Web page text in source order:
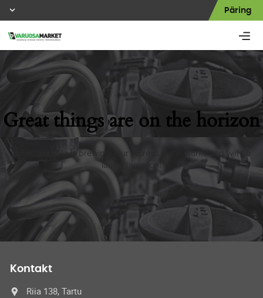
Päring
Great things are on the horizon
Something big is brewing! Our store is in the works and will be
launching soon!
Kontakt
Riia 138, Tartu